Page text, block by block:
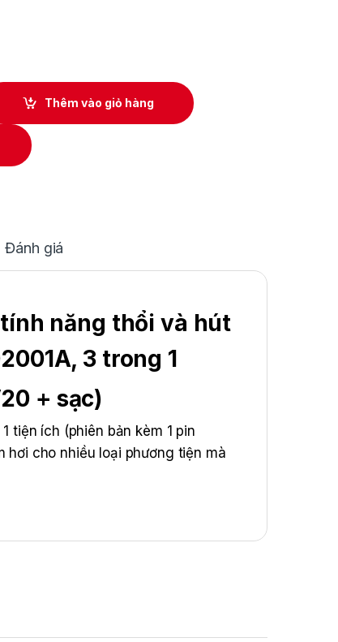
pin kèm tính năng thổi và hút bụi hiệu STANLEY Model
Thêm vào giỏ hàng
Đánh giá
năng thổi và hút
3 trong 1
+ sạc)
tiện ích (phiên bản kèm 1 pin
hơi cho nhiều loại phương tiện mà
sinh ô tô hiệu quả.